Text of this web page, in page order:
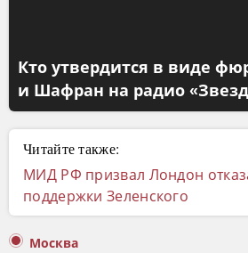
Кто утвердится в виде
и Шафран на радио
Читайте также:
МИД РФ призвал Лондон
поддержки Зеленского
Москва